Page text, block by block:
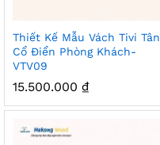
Thiết Kế Mẫu Vách Tivi Tân
Cổ Điển Phòng Khách-
VTV09
15.500.000 ₫